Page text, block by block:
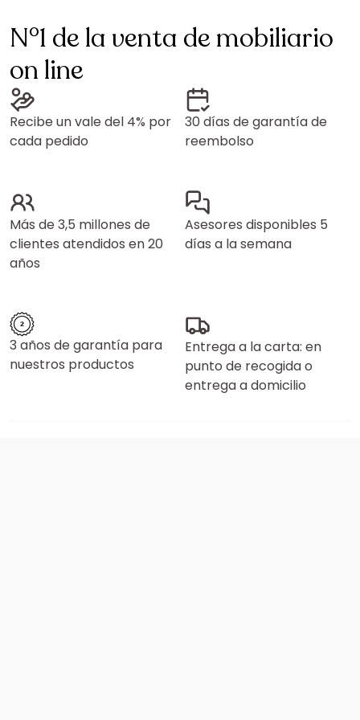
N°1 de la venta de mobiliario
on line
Recibe un vale del 4% por
cada pedido
30 días de garantía de
reembolso
Más de 3,5 millones de
clientes atendidos en 20
años
Asesores disponibles 5
días a la semana
3 años de garantía para
nuestros productos
Entrega a la carta: en
punto de recogida o
entrega a domicilio